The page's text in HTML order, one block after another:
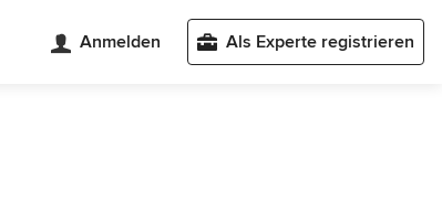
Anmelden Als Experte registrieren